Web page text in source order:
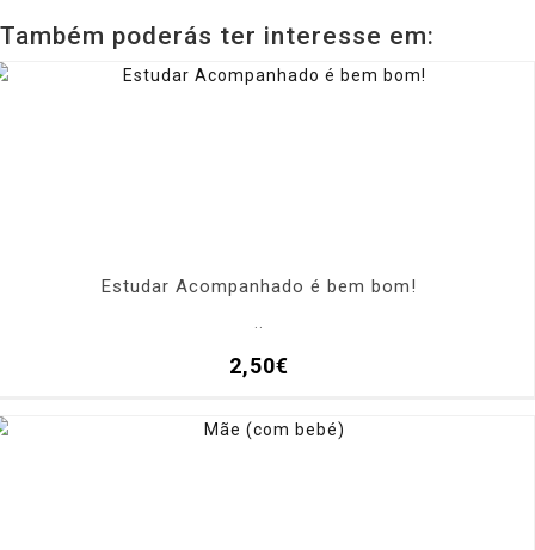
Também poderás ter interesse em:
Estudar Acompanhado é bem bom!
2,50€